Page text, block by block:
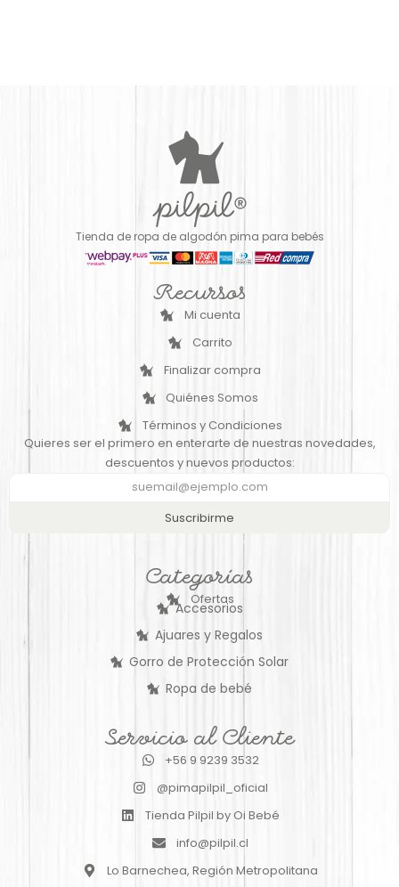
Tienda de ropa de algodón pima para bebés
Recursos
Mi cuenta
Carrito
Finalizar compra
Quiénes Somos
Términos y Condiciones
Quieres ser el primero en enterarte de nuestras novedades,
descuentos y nuevos productos:
Suscribirme
Categorías
Ofertas
Accesorios
Ajuares y Regalos
Gorro de Protección Solar
Ropa de bebé
Servicio al Cliente
+56 9 9239 3532
@pimapilpil_oficial
Tienda Pilpil by Oi Bebé
info@pilpil.cl
Lo Barnechea, Región Metropolitana